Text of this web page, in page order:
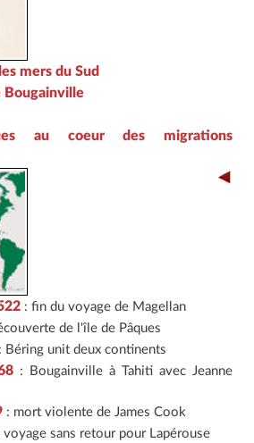
mers du Sud
Bougainville
au coeur des migrations
: fin du voyage de Magellan
de l'île de Pâques
: Béring unit deux continents
: Bougainville à Tahiti avec Jeanne
: mort violente de James Cook
voyage sans retour pour Lapérouse